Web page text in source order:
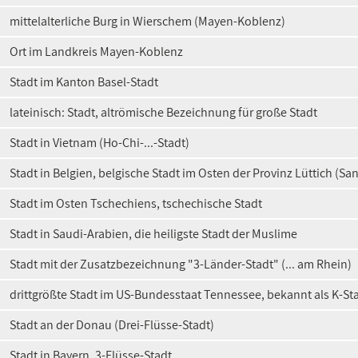
mittelalterliche Burg in Wierschem (Mayen-Koblenz)
Ort im Landkreis Mayen-Koblenz
Stadt im Kanton Basel-Stadt
lateinisch: Stadt, altrömische Bezeichnung für große Stadt
Stadt in Vietnam (Ho-Chi-...-Stadt)
Stadt in Belgien, belgische Stadt im Osten der Provinz Lüttich
Stadt im Osten Tschechiens, tschechische Stadt
Stadt in Saudi-Arabien, die heiligste Stadt der Muslime
Stadt mit der Zusatzbezeichnung "3-Länder-Stadt" (... am Rhein)
drittgrößte Stadt im US-Bundesstaat Tennessee, bekannt als K-
Stadt an der Donau (Drei-Flüsse-Stadt)